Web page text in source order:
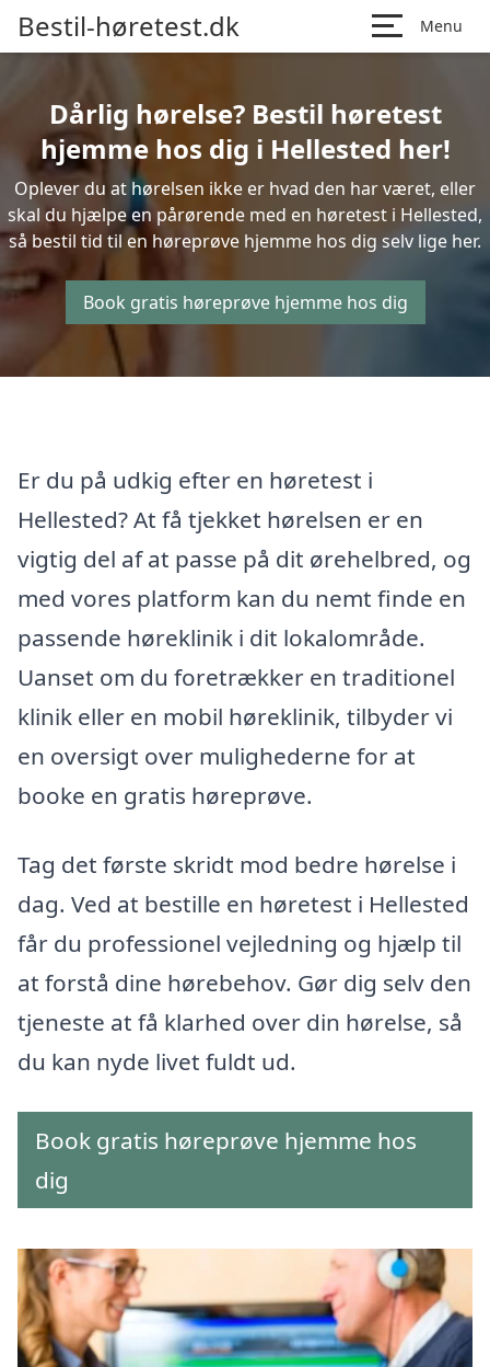
Bestil-høretest.dk Menu
Dårlig hørelse? Bestil høretest
hjemme hos dig i Hellested her!
Oplever du at hørelsen ikke er hvad den har været, eller
skal du hjælpe en pårørende med en høretest i Hellested,
så bestil tid til en høreprøve hjemme hos dig selv lige her.
Book gratis høreprøve hjemme hos dig
Er du på udkig efter en høretest i
Hellested? At få tjekket hørelsen er en
vigtig del af at passe på dit ørehelbred, og
med vores platform kan du nemt finde en
passende høreklinik i dit lokalområde.
Uanset om du foretrækker en traditionel
klinik eller en mobil høreklinik, tilbyder vi
en oversigt over mulighederne for at
booke en gratis høreprøve.
Tag det første skridt mod bedre hørelse i
dag. Ved at bestille en høretest i Hellested
får du professionel vejledning og hjælp til
at forstå dine hørebehov. Gør dig selv den
tjeneste at få klarhed over din hørelse, så
du kan nyde livet fuldt ud.
Book gratis høreprøve hjemme hos
dig